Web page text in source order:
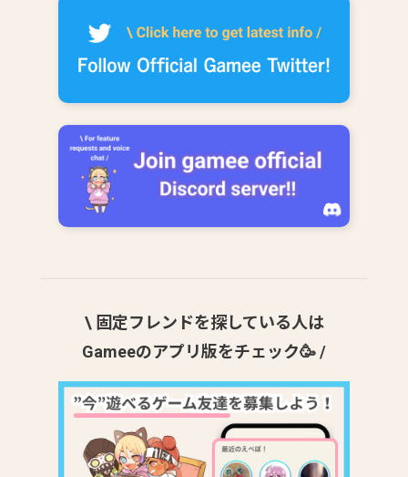
\ 固定フレンドを探している人は
Gameeのアプリ版をチェック🥳 /